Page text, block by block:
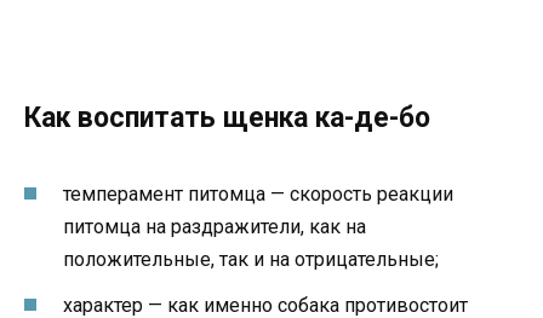
Как воспитать щенка ка-де-бо
темперамент питомца — скорость реакции
питомца на раздражители, как на
положительные, так и на отрицательные;
характер — как именно собака противостоит